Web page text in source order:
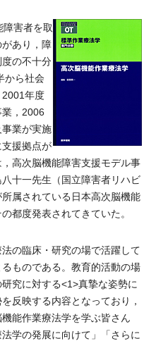
害者を取
あり，障
の不十分
から社会
2001年度
，2006
業が実施
援拠点が
高次脳機能障害支援モデル事
十一先生（国立障害者リハビ
属されている日本高次脳機能
都度発表されてきていた。
の臨床・研究の場で活躍して
ものである。教育的活動の場
究に対する<1>真摯な姿勢に
反映する内容となっており，
能作業療法学を学ぶ皆さん
学の発展に向けて」「さらに